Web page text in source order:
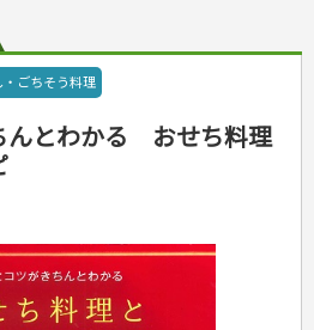
グ
ズ
もレシピ
・ごちそう料理
んとわかる おせち料理